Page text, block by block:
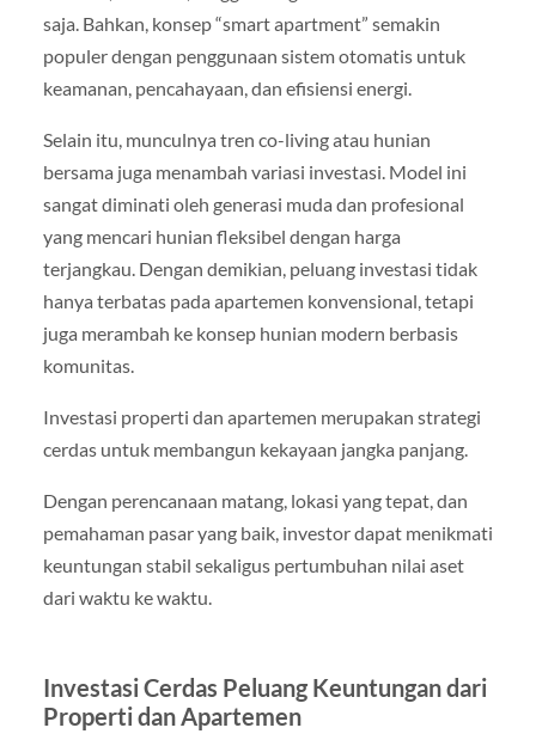
saja. Bahkan, konsep “smart apartment” semakin
populer dengan penggunaan sistem otomatis untuk
keamanan, pencahayaan, dan efisiensi energi.
Selain itu, munculnya tren co-living atau hunian
bersama juga menambah variasi investasi. Model ini
sangat diminati oleh generasi muda dan profesional
yang mencari hunian fleksibel dengan harga
terjangkau. Dengan demikian, peluang investasi tidak
hanya terbatas pada apartemen konvensional, tetapi
juga merambah ke konsep hunian modern berbasis
komunitas.
Investasi properti dan apartemen merupakan strategi
cerdas untuk membangun kekayaan jangka panjang.
Dengan perencanaan matang, lokasi yang tepat, dan
pemahaman pasar yang baik, investor dapat menikmati
keuntungan stabil sekaligus pertumbuhan nilai aset
dari waktu ke waktu.
Investasi Cerdas Peluang Keuntungan dari
Properti dan Apartemen